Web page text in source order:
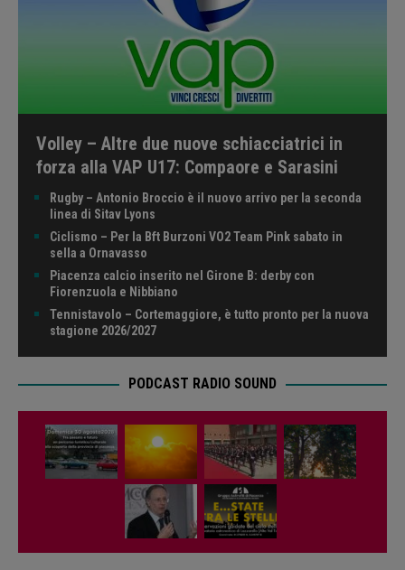
Volley – Altre due nuove schiacciatrici in
forza alla VAP U17: Compaore e Sarasini
Rugby – Antonio Broccio è il nuovo arrivo per la seconda
linea di Sitav Lyons
Ciclismo – Per la Bft Burzoni VO2 Team Pink sabato in
sella a Ornavasso
Piacenza calcio inserito nel Girone B: derby con
Fiorenzuola e Nibbiano
Tennistavolo – Cortemaggiore, è tutto pronto per la nuova
stagione 2026/2027
PODCAST RADIO SOUND